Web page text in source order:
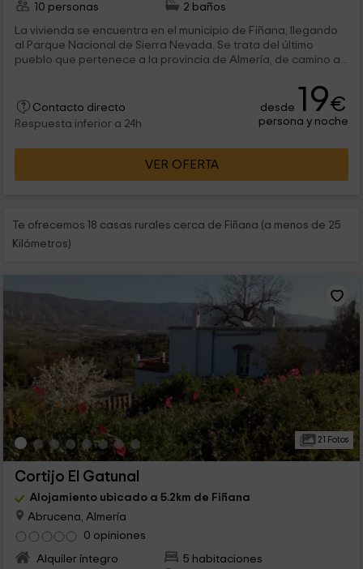
10 personas
2 baños
La vivienda se encuentra en el municipio de Fiñana, llegando
al Parque Nacional de Sierra Nevada. Se trata del último
pueblo que pertenece a la provincia de Almería, de camino a...
Contacto directo
Respuesta inferior a 24h
desde 19€
persona y noche
VER OFERTA
Te ofrecemos 18 casas rurales cerca de Fiñana (a menos de 25
Kilómetros)
21 Fotos
Cortijo El Gatunal
Alojamiento ubicado a 5.2km de Fiñana
Abrucena, Almería
0 opiniones
Alquiler íntegro
5 habitaciones